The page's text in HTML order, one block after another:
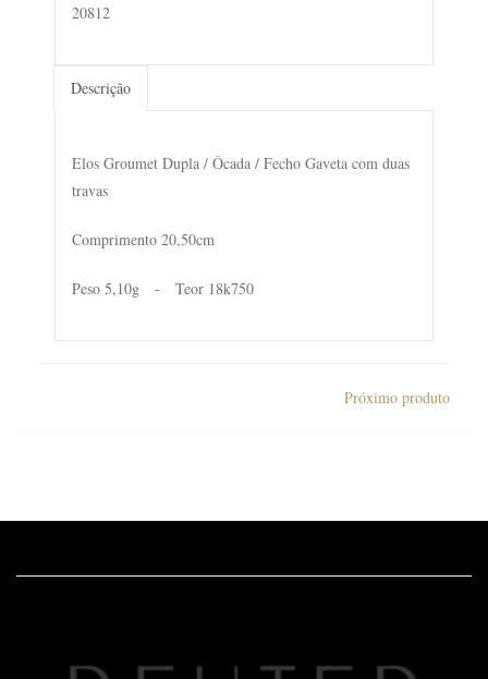
20812
Descrição
Elos Groumet Dupla / Ôcada / Fecho Gaveta com duas
travas
Comprimento 20,50cm
Peso 5,10g - Teor 18k750
Próximo produto